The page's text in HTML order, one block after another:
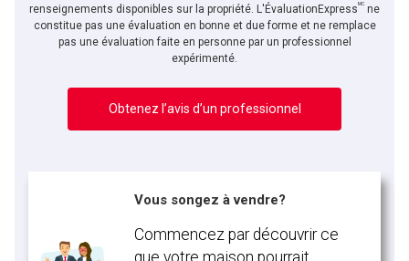
renseignements disponibles sur la propriété. L'ÉvaluationExpressMC ne
constitue pas une évaluation en bonne et due forme et ne remplace
pas une évaluation faite en personne par un professionnel
expérimenté.
Obtenez l’avis d’un professionnel
Vous songez à vendre?
Commencez par découvrir ce
que votre maison pourrait